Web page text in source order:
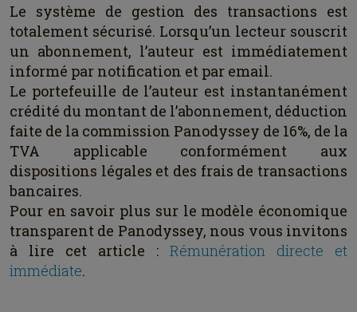
Le système de gestion des transactions est
totalement sécurisé. Lorsqu’un lecteur souscrit
un abonnement, l’auteur est immédiatement
informé par notification et par email.
Le portefeuille de l’auteur est instantanément
crédité du montant de l’abonnement, déduction
faite de la commission Panodyssey de 16%, de la
TVA applicable conformément aux
dispositions légales et des frais de transactions
bancaires.
Pour en savoir plus sur le modèle économique
transparent de Panodyssey, nous vous invitons
à lire cet article : Rémunération directe et
immédiate.